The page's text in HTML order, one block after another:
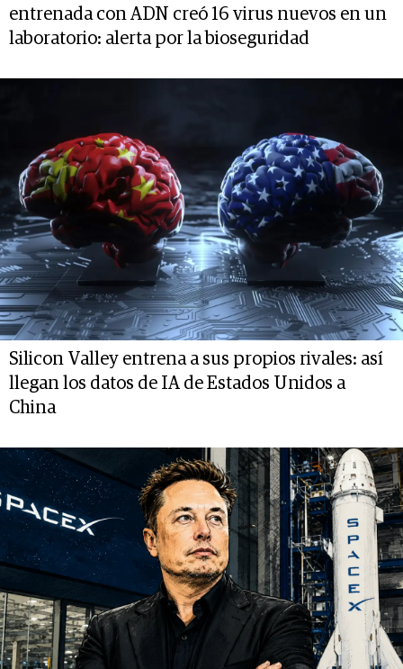
entrenada con ADN creó 16 virus nuevos en un
laboratorio: alerta por la bioseguridad
Silicon Valley entrena a sus propios rivales: así
llegan los datos de IA de Estados Unidos a
China